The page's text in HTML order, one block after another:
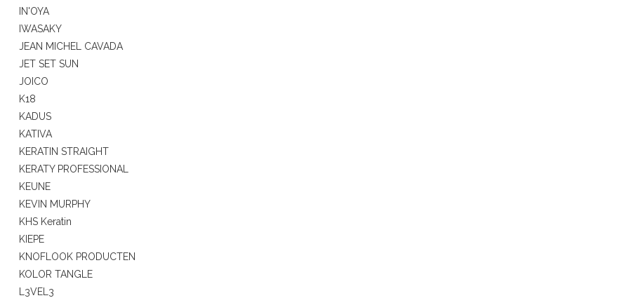
IN'OYA
IWASAKY
JEAN MICHEL CAVADA
JET SET SUN
JOICO
K18
KADUS
KATIVA
KERATIN STRAIGHT
KERATY PROFESSIONAL
KEUNE
KEVIN MURPHY
KHS Keratin
KIEPE
KNOFLOOK PRODUCTEN
KOLOR TANGLE
L3VEL3